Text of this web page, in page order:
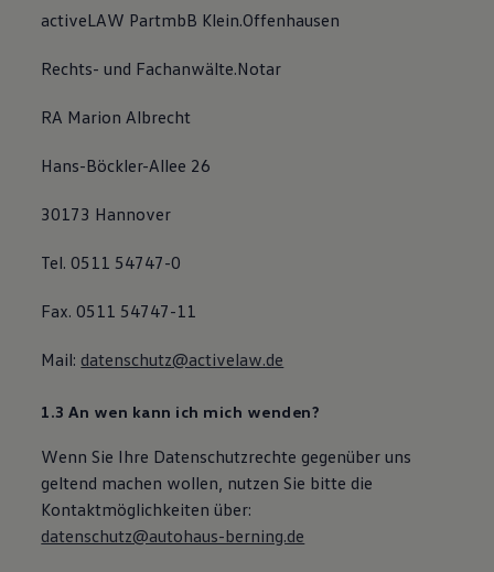
activeLAW PartmbB Klein.Offenhausen
Rechts- und Fachanwälte.Notar
RA Marion Albrecht
Hans-Böckler-Allee 26
30173 Hannover
Tel. 0511 54747-0
Fax. 0511 54747-11
Mail: datenschutz@activelaw.de
1.3 An wen kann ich mich wenden?
Wenn Sie Ihre Datenschutzrechte gegenüber uns
geltend machen wollen, nutzen Sie bitte die
Kontaktmöglichkeiten über:
datenschutz@autohaus-berning.de